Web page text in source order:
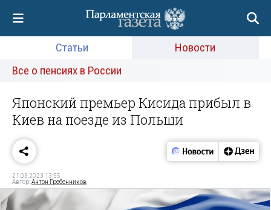
Статьи
Новости
Все о пенсиях в России
Японский премьер Кисида прибыл в
Киев на поезде из Польши
21.03.2023 13:55
Автор:Антон Гребенников